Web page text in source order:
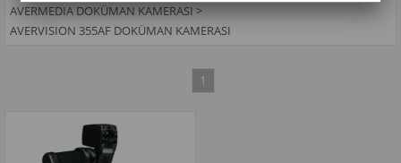
AVERMEDIA DOKÜMAN KAMERASI>
AVERVISION 355AF DOKÜMAN KAMERASI
1